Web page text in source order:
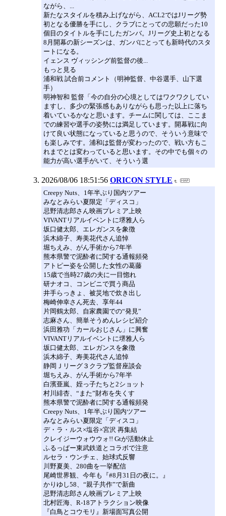
ながら、...
新たなスタイルを積み上げながら、ACL2ではJリーグ勢
初となる優勝を手にし、クラブにとっての悲願だった10
個目のタイトルを手にしたガンバ。Jリーグ史上初となる
8月開幕の新シーズンは、ガンバにとっても新時代のスタ
ートになる。
イェンス ヴィッシング前監督の後...
もっと見る
浦和戦 試合前コメント（明神監督、中谷選手、山下選
手）
明神智和 監督「今の自分の心境としてはワクワクしてい
ますし、多少の緊張感もありながらも思った以上に落ち
着いているかなと思います。チームに関しては、ここま
での練習や選手の姿勢には満足しています。開幕戦に向
けて良い状態になっていると思うので、そういう意味で
も楽しみです。浦和は監督が変わったので、戦い方もこ
れまでとは変わっていると思います。その中でも個々の
能力が高い選手がいて、そういう選
2026/08/06 18:51:56 ORICON STYLE
Creepy Nuts、1年半ぶり国内ツアー
みなとみらい夏限定「ディスコ」
忌野清志郎さん映画プレミア上映
VIVANTリアルイベントに堺雅人ら
坂口健太郎、エレガンスを象徴
浜木綿子、寿美花代さん追悼
堀ちえみ、がん手術から7年半
熊本県警で泥酔者に関する通報頻発
アトピー姿を公開した女性の葛藤
15歳で当時27歳の夫に一目惚れ
研ナオコ、コンビニで買う商品
井手らっきょ、被災地で炊き出し
梅崎伸幸さん死去、享年44
片岡鶴太郎、自家農園での“発見”
志麻さん、簡単そうめんレシピ紹介
浜田雅功「カールおじさん」に興奮
VIVANTリアルイベントに堺雅人ら
坂口健太郎、エレガンスを象徴
浜木綿子、寿美花代さん追悼
静岡Ｊリーグ３クラブ監督座談会
堀ちえみ、がん手術から7年半
白濱亜嵐、姪っ子たちと2ショット
村川緋杏、“また”財布を失くす
熊本県警で泥酔者に関する通報頻発
Creepy Nuts、1年半ぶり国内ツアー
みなとみらい夏限定「ディスコ」
デ・ラ・ルス×塩谷×宮沢 再集結
クレイジーウォウウォ!! Gtが活動休止
ふるっぱー東武鉄道とコラボで注意
ルセラ・ウンチェ、始球式反響
川野夏美、280曲を一挙配信
尾崎世界観、今年も『#8月31日の夜に。』
かりゆし58、“親子共作”で新曲
忌野清志郎さん映画プレミア上映
北村匠海、R-18アトラクション映像
『白鳥とコウモリ』新場面写真公開